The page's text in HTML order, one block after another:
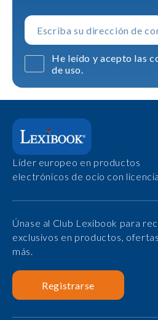
He leído y acepto las
de uso.
Líder europeo en productos
electrónicos de ocio con
Únase al Club Lexibook para
exclusivos en productos,
más.
Registrarse